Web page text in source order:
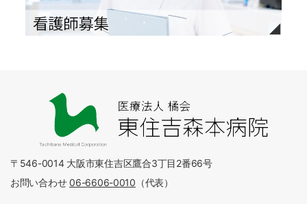
〒546-0014 大阪市東住吉区鷹合3丁目2番66号
お問い合わせ06-6606-0010 （代表）